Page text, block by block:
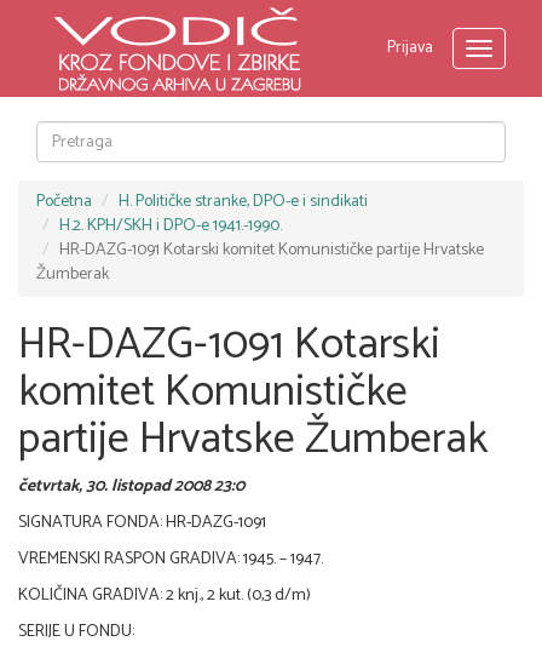
Prijava
Toggle
Početna
H. Političke stranke, DPO-e i sindikati
H.2. KPH/SKH i DPO-e 1941.-1990.
HR-DAZG-1091 Kotarski komitet Komunističke partije Hrvatske
Žumberak
HR-DAZG-1091 Kotarski
komitet Komunističke
partije Hrvatske Žumberak
četvrtak, 30. listopad 2008 23:0
SIGNATURA FONDA: HR-DAZG-1091
VREMENSKI RASPON GRADIVA: 1945. – 1947.
KOLIČINA GRADIVA: 2 knj., 2 kut. (0,3 d/m)
SERIJE U FONDU: